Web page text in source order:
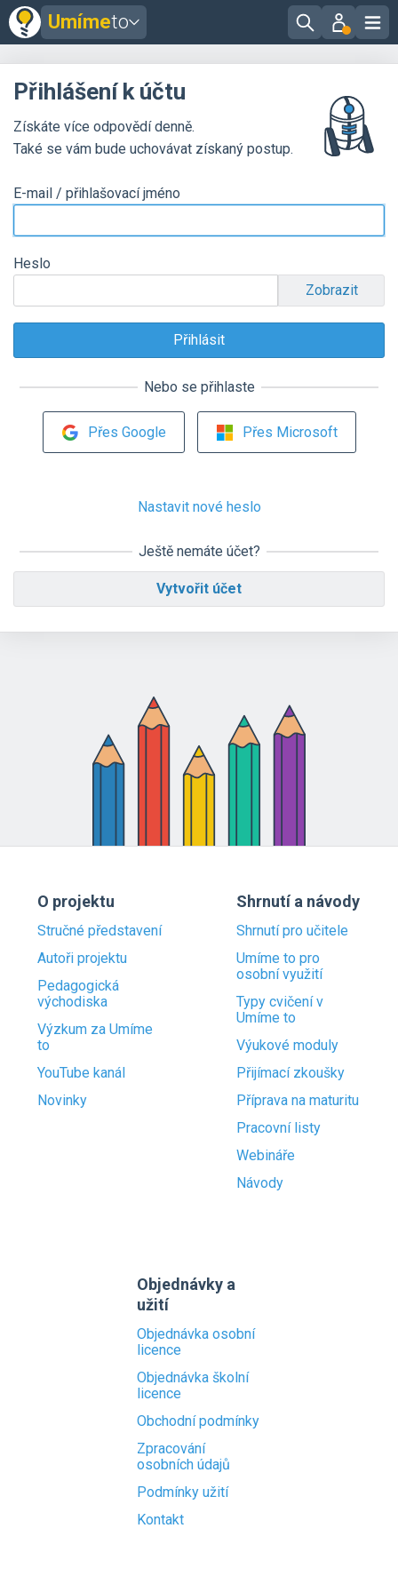
Umímeto
Přihlášení k účtu
Získáte více odpovědí denně.
Také se vám bude uchovávat získaný postup.
E-mail / přihlašovací jméno
Heslo
Zobrazit
Nebo se přihlaste
Přes Google Přes Microsoft
Nastavit nové heslo
Ještě nemáte účet?
Vytvořit účet
O projektu
Stručné představení
Autoři projektu
Pedagogická
východiska
Výzkum za Umíme
to
YouTube kanál
Novinky
Shrnutí a návody
Shrnutí pro učitele
Umíme to pro
osobní využití
Typy cvičení v
Umíme to
Výukové moduly
Přijímací zkoušky
Příprava na maturitu
Pracovní listy
Webináře
Návody
Objednávky a
užití
Objednávka osobní
licence
Objednávka školní
licence
Obchodní podmínky
Zpracování
osobních údajů
Podmínky užití
Kontakt